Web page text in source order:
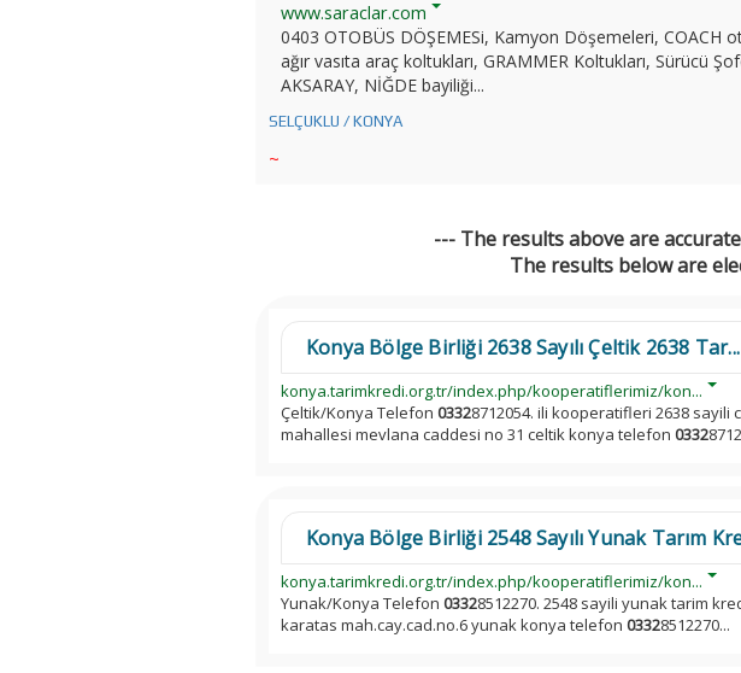
www.saraclar.com
0403 OTOBÜS DÖŞEMESi, Kamyon Döşemeleri, COACH
ağır vasıta araç koltukları, GRAMMER Koltukları, Sürücü
AKSARAY, NİĞDE bayiliği...
SELÇUKLU / KONYA
~
--- The results above are
The results below are
Konya Bölge Birliği 2638 Sayılı Çeltik 2638 Tar...
konya.tarimkredi.org.tr/index.php/kooperatiflerimiz/kon...
Çeltik/Konya Telefon 03328712054. ili kooperatifleri 2638
mahallesi mevlana caddesi no 31 celtik konya telefon 0332
Konya Bölge Birliği 2548 Sayılı Yunak Tarım
konya.tarimkredi.org.tr/index.php/kooperatiflerimiz/kon...
Yunak/Konya Telefon 03328512270. 2548 sayili yunak tarim
karatas mah.cay.cad.no.6 yunak konya telefon 03328512270...